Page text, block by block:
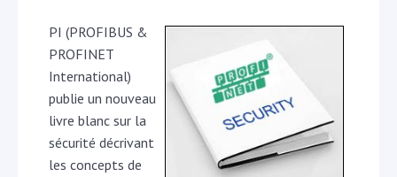
PI (PROFIBUS &
PROFINET
International)
publie un nouveau
livre blanc sur la
sécurité décrivant
les concepts de